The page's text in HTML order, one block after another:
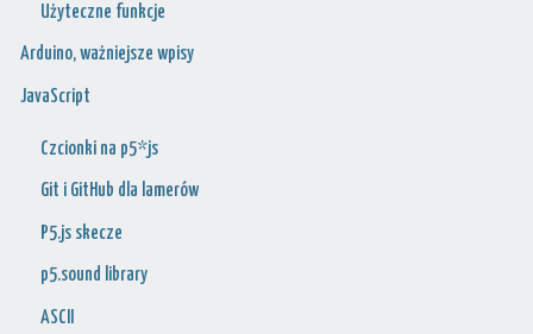
Użyteczne funkcje
Arduino, ważniejsze wpisy
JavaScript
Czcionki na p5*js
Git i GitHub dla lamerów
P5.js skecze
p5.sound library
ASCII